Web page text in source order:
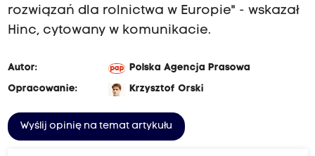
rozwiązań dla rolnictwa w Europie" - wskazał
Hinc, cytowany w komunikacie.
Autor:
Polska Agencja Prasowa
Opracowanie:
Krzysztof Orski
Wyślij opinię na temat artykułu